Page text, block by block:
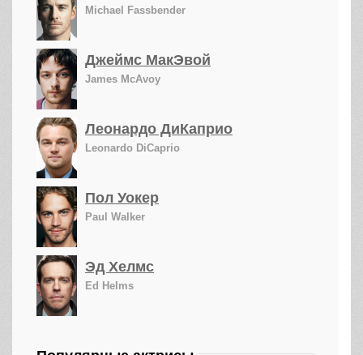
Michael Fassbender
Джеймс МакЭвой
James McAvoy
Леонардо ДиКаприо
Leonardo DiCaprio
Пол Уокер
Paul Walker
Эд Хелмс
Ed Helms